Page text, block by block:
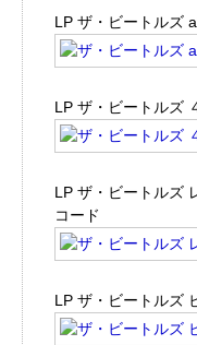
LP ザ・ビートルズ
LP ザ・ビートルズ
LP ザ・ビートルズ
コード
LP ザ・ビートルズ